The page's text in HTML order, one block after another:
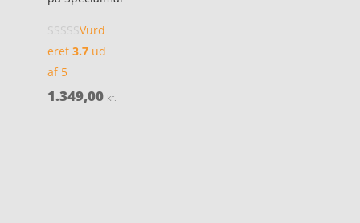
Vurd
eret 3.7ud
af 5
1.349,00 kr.